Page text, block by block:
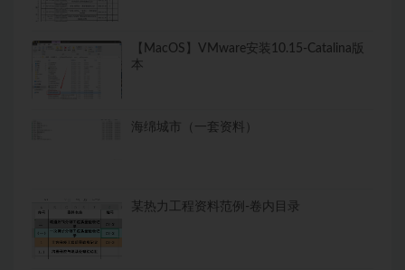
【MacOS】VMware安装10.15-Catalina版
本
海绵城市（一套资料）
某热力工程资料范例-卷内目录